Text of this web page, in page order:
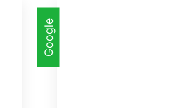
Google